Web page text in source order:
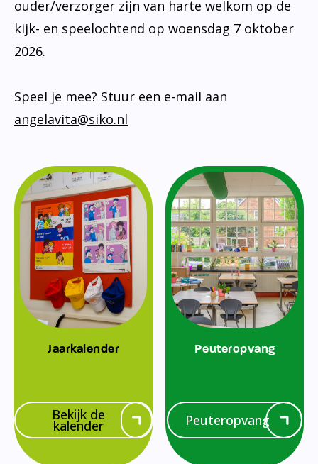
ouder/verzorger zijn van harte welkom op de
kijk- en speelochtend op woensdag 7 oktober
2026.
Speel je mee? Stuur een e-mail aan
angelavita@siko.nl
Jaarkalender
Bekijk de
kalender
Peuteropvang
Peuteropvang